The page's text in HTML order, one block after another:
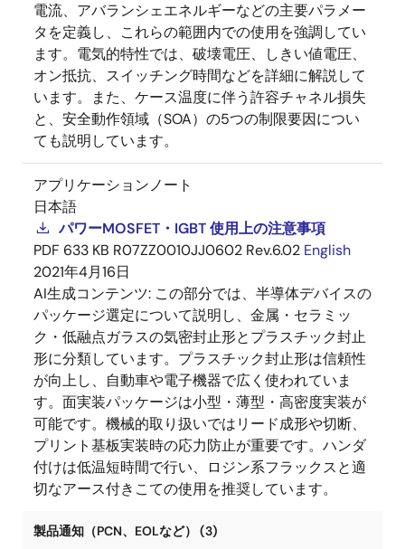
電流、アバランシェエネルギーなどの主要パラメー
タを定義し、これらの範囲内での使用を強調してい
ます。電気的特性では、破壊電圧、しきい値電圧、
オン抵抗、スイッチング時間などを詳細に解説して
います。また、ケース温度に伴う許容チャネル損失
と、安全動作領域（SOA）の5つの制限要因につい
ても説明しています。
アプリケーションノート
日本語
パワーMOSFET・IGBT 使用上の注意事項
PDF 633 KB R07ZZ0010JJ0602 Rev.6.02 English
2021年4月16日
AI生成コンテンツ: この部分では、半導体デバイスの
パッケージ選定について説明し、金属・セラミッ
ク・低融点ガラスの気密封止形とプラスチック封止
形に分類しています。プラスチック封止形は信頼性
が向上し、自動車や電子機器で広く使われていま
す。面実装パッケージは小型・薄型・高密度実装が
可能です。機械的取り扱いではリード成形や切断、
プリント基板実装時の応力防止が重要です。ハンダ
付けは低温短時間で行い、ロジン系フラックスと適
切なアース付きこての使用を推奨しています。
製品通知（PCN、EOLなど） (3)